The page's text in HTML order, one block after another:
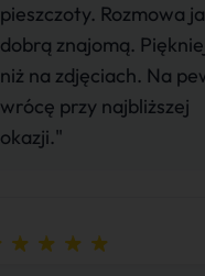
pieszczoty. Rozmowa
dobrą znajomą.
niż na zdjęciach. Na
wrócę przy najbliższej
okazji."